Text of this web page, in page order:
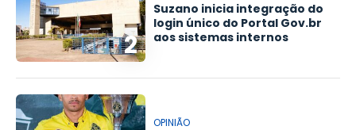
2
Suzano inicia integração do
login único do Portal Gov.br
aos sistemas internos
OPINIÃO